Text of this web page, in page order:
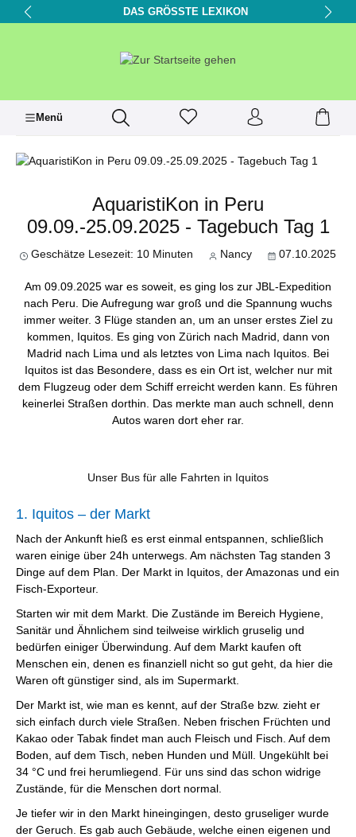
springen DAS GRÖSSTE LEXIKON
Menü
AquaristiKon in Peru
09.09.-25.09.2025 - Tagebuch Tag 1
Geschätze Lesezeit: 10 Minuten Nancy 07.10.2025
Am 09.09.2025 war es soweit, es ging los zur JBL-Expedition
nach Peru. Die Aufregung war groß und die Spannung wuchs
immer weiter. 3 Flüge standen an, um an unser erstes Ziel zu
kommen, Iquitos. Es ging von Zürich nach Madrid, dann von
Madrid nach Lima und als letztes von Lima nach Iquitos. Bei
Iquitos ist das Besondere, dass es ein Ort ist, welcher nur mit
dem Flugzeug oder dem Schiff erreicht werden kann. Es führen
keinerlei Straßen dorthin. Das merkte man auch schnell, denn
Autos waren dort eher rar.
Unser Bus für alle Fahrten in Iquitos
1. Iquitos – der Markt
Nach der Ankunft hieß es erst einmal entspannen, schließlich
waren einige über 24h unterwegs. Am nächsten Tag standen 3
Dinge auf dem Plan. Der Markt in Iquitos, der Amazonas und ein
Fisch-Exporteur.
Starten wir mit dem Markt. Die Zustände im Bereich Hygiene,
Sanitär und Ähnlichem sind teilweise wirklich gruselig und
bedürfen einiger Überwindung. Auf dem Markt kaufen oft
Menschen ein, denen es finanziell nicht so gut geht, da hier die
Waren oft günstiger sind, als im Supermarkt.
Der Markt ist, wie man es kennt, auf der Straße bzw. zieht er
sich einfach durch viele Straßen. Neben frischen Früchten und
Kakao oder Tabak findet man auch Fleisch und Fisch. Auf dem
Boden, auf dem Tisch, neben Hunden und Müll. Ungekühlt bei
34 °C und frei herumliegend. Für uns sind das schon widrige
Zustände, für die Menschen dort normal.
Je tiefer wir in den Markt hineingingen, desto gruseliger wurde
der Geruch. Es gab auch Gebäude, welche einen eigenen und